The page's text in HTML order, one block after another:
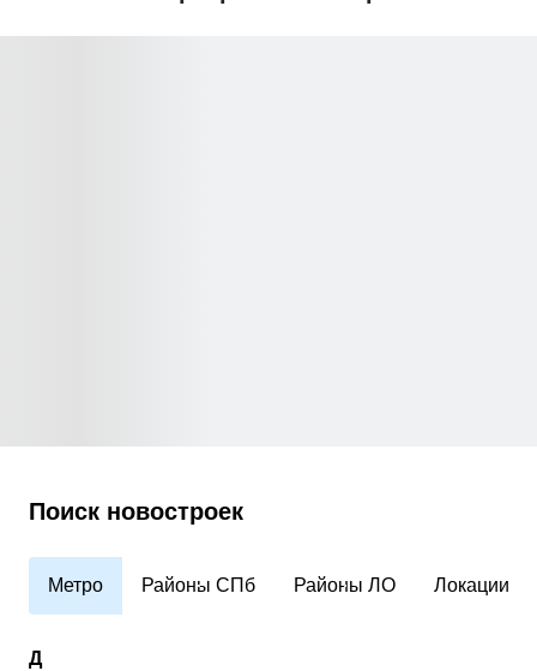
Поиск новостроек
Метро Районы СПб Районы ЛО Локации
Д